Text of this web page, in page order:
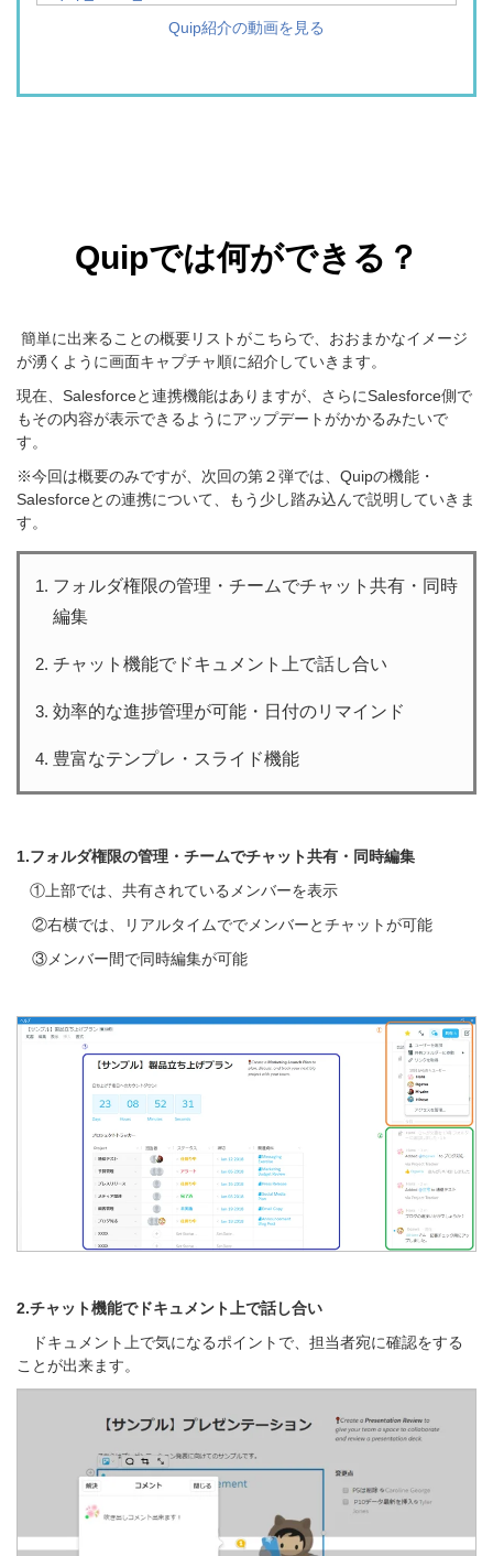
Quip紹介の動画を見る
Quipでは何ができる？
簡単に出来ることの概要リストがこちらで、 おおまかなイメージ
が湧くように画面キャプチャ順に紹介していきます。
現在、Salesforceと連携機能はありますが、さらにSalesforce側で
もその内容が表示できるようにアップデートがかかるみたいで
す。
※今回は概要のみですが、次回の第２弾では、 Quipの機能・
Salesforceとの連携について、もう少し踏み込んで説明していきま
す。
フォルダ権限の管理・チームでチャット共有・同時
編集
チャット機能でドキュメント上で話し合い
効率的な進捗管理が可能・日付のリマインド
豊富なテンプレ・スライド機能
1.フォルダ権限の管理・チームでチャット共有・同時編集
①上部では、共有されているメンバーを表示
②右横では、リアルタイムででメンバーとチャットが可能
③メンバー間で同時編集が可能
2.チャット機能でドキュメント上で話し合い
ドキュメント上で気になるポイントで、担当者宛に確認をする
ことが出来ます。